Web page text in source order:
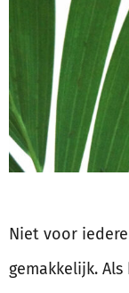
Niet voor
gemakkelijk.